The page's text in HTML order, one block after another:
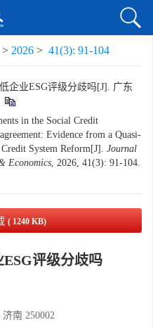
> 2026 > 41(3): 91-104
企业ESG评级分歧吗[J]. 广东
in the Social Credit
Evidence from a Quasi-
System Reform[J]. Journal
Economics, 2026, 41(3): 91-104.
( 1240 KB)
评级分歧吗
南 250002